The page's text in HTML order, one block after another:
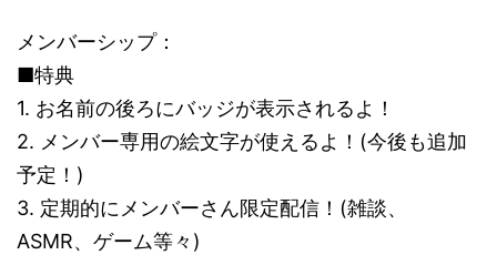
メンバーシップ：
■特典
1. お名前の後ろにバッジが表示されるよ！
2. メンバー専用の絵文字が使えるよ！(今後も追加
予定！)
3. 定期的にメンバーさん限定配信！(雑談、
ASMR、ゲーム等々)